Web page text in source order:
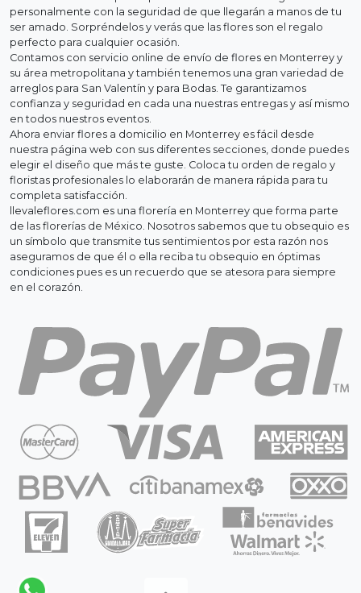
personalmente con la seguridad de que llegarán a manos de tu
ser amado. Sorpréndelos y verás que las flores son el regalo
perfecto para cualquier ocasión.
Contamos con servicio online de envío de flores en Monterrey y
su área metropolitana y también tenemos una gran variedad de
arreglos para San Valentín y para Bodas. Te garantizamos
confianza y seguridad en cada una nuestras entregas y así mismo
en todos nuestros eventos.
Ahora enviar flores a domicilio en Monterrey es fácil desde
nuestra página web con sus diferentes secciones, donde puedes
elegir el diseño que más te guste. Coloca tu orden de regalo y
floristas profesionales lo elaborarán de manera rápida para tu
completa satisfacción.
llevaleflores.com es una florería en Monterrey que forma parte
de las florerías de México. Nosotros sabemos que tu obsequio es
un símbolo que transmite tus sentimientos por esta razón nos
aseguramos de que él o ella reciba tu obsequio en óptimas
condiciones pues es un recuerdo que se atesora para siempre
en el corazón.